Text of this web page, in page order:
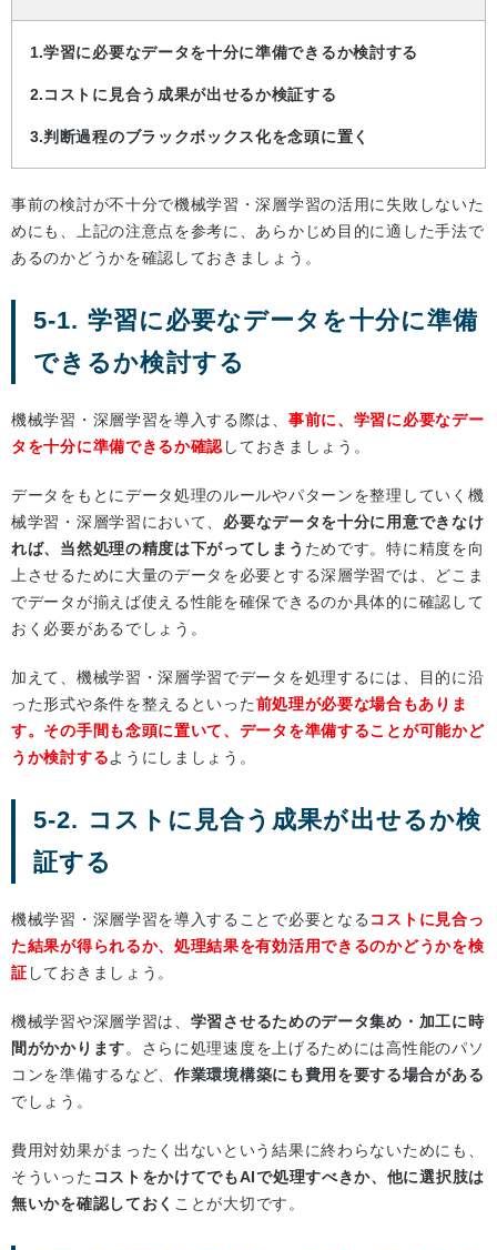
学習に必要なデータを十分に準備できるか検討する
コストに見合う成果が出せるか検証する
判断過程のブラックボックス化を念頭に置く
事前の検討が不十分で機械学習・深層学習の活用に失敗しないた
めにも、上記の注意点を参考に、あらかじめ目的に適した手法で
あるのかどうかを確認しておきましょう。
5-1. 学習に必要なデータを十分に準備
できるか検討する
機械学習・深層学習を導入する際は、 事前に、学習に必要なデー
タを十分に準備できるか確認 しておきましょう。
データをもとにデータ処理のルールやパターンを整理していく機
械学習・深層学習において、 必要なデータを十分に用意できなけ
れば、当然処理の精度は下がってしまう ためです。特に精度を向
上させるために大量のデータを必要とする深層学習では、どこま
でデータが揃えば使える性能を確保できるのか具体的に確認して
おく必要があるでしょう。
加えて、機械学習・深層学習でデータを処理するには、目的に沿
った形式や条件を整えるといった前処理が必要な場合もありま
す。その手間も念頭に置いて、データを準備することが可能かど
うか検討するようにしましょう。
5-2. コストに見合う成果が出せるか検
証する
機械学習・深層学習を導入することで必要となる コストに見合っ
た結果が得られるか、処理結果を有効活用できるのかどうかを検
証 しておきましょう。
機械学習や深層学習は、 学習させるためのデータ集め・加工に時
間がかかります。さらに処理速度を上げるためには高性能のパソ
コンを準備するなど、 作業環境構築にも費用を要する場合がある
でしょう。
費用対効果がまったく出ないという結果に終わらないためにも、
そういった コストをかけてでもAIで処理すべきか、他に選択肢は
無いかを確認しておく ことが大切です。